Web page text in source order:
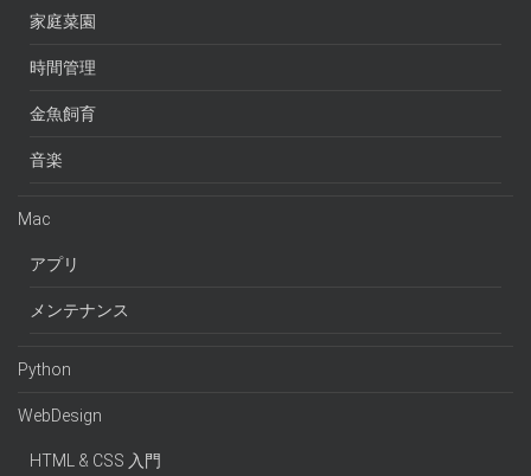
家庭菜園
時間管理
金魚飼育
音楽
Mac
アプリ
メンテナンス
Python
WebDesign
HTML & CSS 入門